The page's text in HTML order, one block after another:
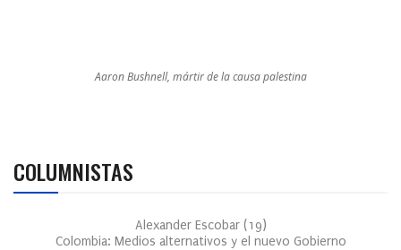
Aaron Bushnell, mártir de la causa palestina
COLUMNISTAS
Alexander Escobar (19)
Colombia: Medios alternativos y el nuevo Gobierno